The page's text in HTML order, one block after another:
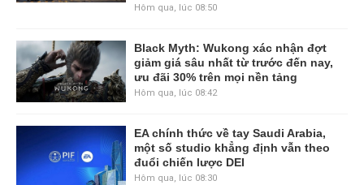
Hôm qua, lúc 08:50
Black Myth: Wukong xác nhận đợt
giảm giá sâu nhất từ trước đến nay,
ưu đãi 30% trên mọi nền tảng
Hôm qua, lúc 08:42
EA chính thức về tay Saudi Arabia,
một số studio khẳng định vẫn theo
đuổi chiến lược DEI
Hôm qua, lúc 08:30